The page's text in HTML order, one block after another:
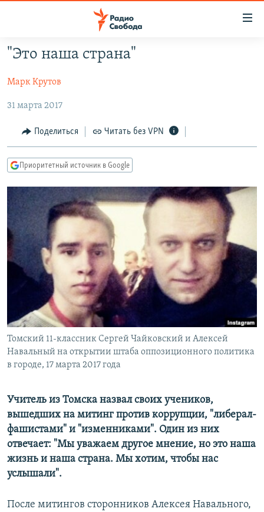
упрощенного
Вернуться
содержанию
Вернутся
главной
навигации
Вернутся
поиску
ПОДКАСТЫ
АВТОРСКИЕ ПРОЕКТЫ
ЦИТАТЫ СВОБОДЫ
МНЕНИЯ
КУЛЬТУРА
IDEL.РЕАЛИИ
КАВКАЗ.РЕАЛИИ
СЕВЕР.РЕАЛИИ
СИБИРЬ.РЕАЛИИ
РАСПИСАНИЕ ВЕЩАНИЯ
ПОДПИШИТЕСЬ НА РАССЫЛКУ
СОЦИАЛЬНЫЕ СЕТИ
"Это наша страна"
Марк Крутов
31 марта 2017
Поделиться Читать без VPN
Приоритетный источник в Google
Томский 11-классник Сергей Чайковский и Алексей
Навальный на открытии штаба оппозиционного политика
в городе, 17 марта 2017 года
Учитель из Томска назвал своих учеников,
вышедших на митинг против коррупции, "либерал-
фашистами" и "изменниками". Один из них
отвечает: "Мы уважаем другое мнение, но это наша
жизнь и наша страна. Мы хотим, чтобы нас
услышали".
После митингов сторонников Алексея Навального,